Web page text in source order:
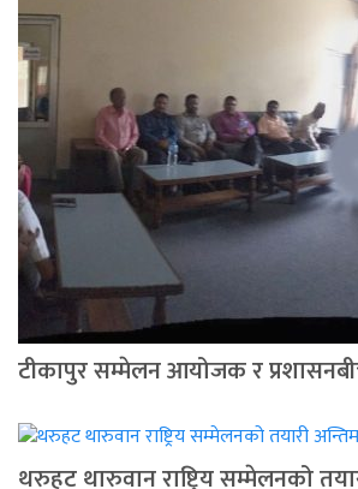
टीकापुर सम्मेलन आयोजक र
थरुहट थारुवान राष्ट्रिय सम्मेलनको